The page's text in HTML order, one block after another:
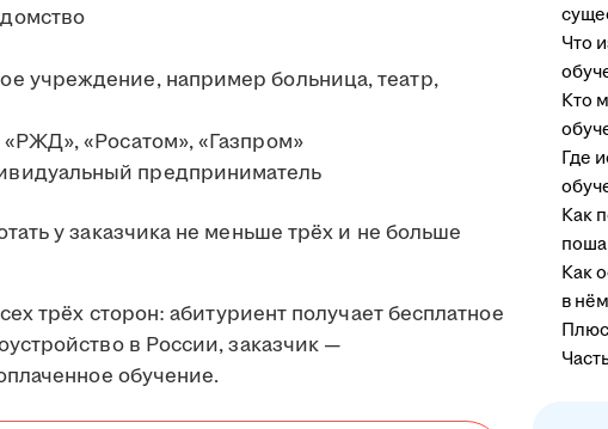
учреждение, например больница, театр,
«Росатом», «Газпром»
предприниматель
у заказчика не меньше трёх и не больше
трёх сторон: абитуриент получает бесплатное
в России, заказчик —
обучение.
Что
Кто
Где
Как
Как
в